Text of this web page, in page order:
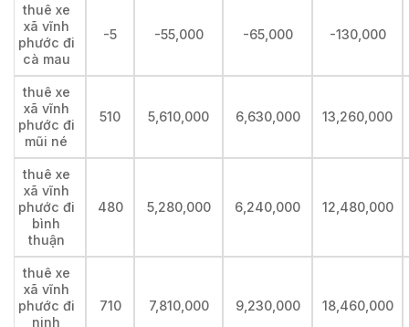
thuê xe
xã vĩnh
phước đi
cà mau
-5 -55,000 -65,000 -130,000
thuê xe
xã vĩnh
phước đi
mũi né
510 5,610,000 6,630,000 13,260,000
thuê xe
xã vĩnh
phước đi
bình
thuận
480 5,280,000 6,240,000 12,480,000
thuê xe
xã vĩnh
phước đi
ninh
710 7,810,000 9,230,000 18,460,000